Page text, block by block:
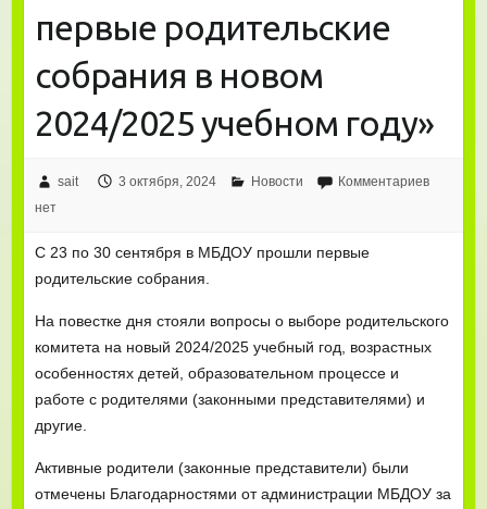
первые родительские
собрания в новом
2024/2025 учебном году»
sait 3 октября, 2024 Новости
Комментариев
нет
С 23 по 30 сентября в МБДОУ прошли первые
родительские собрания.
На повестке дня стояли вопросы о выборе родительского
комитета на новый 2024/2025 учебный год, возрастных
особенностях детей, образовательном процессе и
работе с родителями (законными представителями) и
другие.
Активные родители (законные представители) были
отмечены Благодарностями от администрации МБДОУ за